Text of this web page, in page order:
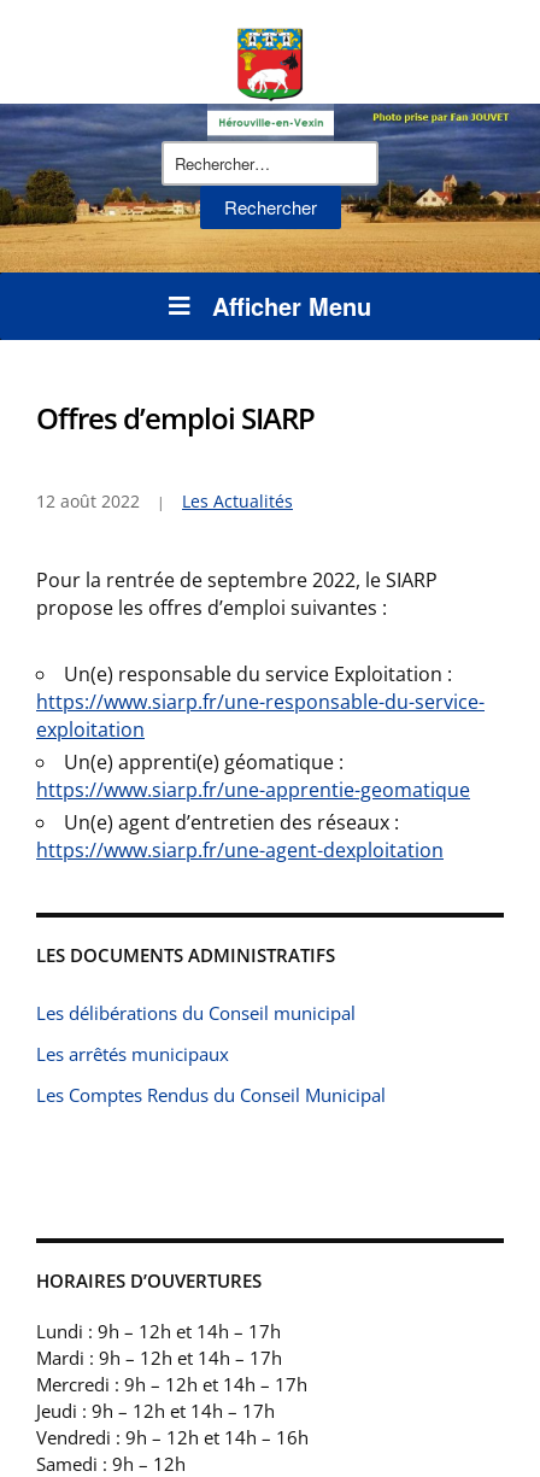
Rechercher :
Afficher Menu
Offres d’emploi SIARP
12 août 2022 Les Actualités
Pour la rentrée de septembre 2022, le SIARP
propose les offres d’emploi suivantes :
Un(e) responsable du service Exploitation :
https://www.siarp.fr/une-responsable-du-service-
exploitation
Un(e) apprenti(e) géomatique :
https://www.siarp.fr/une-apprentie-geomatique
Un(e) agent d’entretien des réseaux :
https://www.siarp.fr/une-agent-dexploitation
LES DOCUMENTS ADMINISTRATIFS
Les délibérations du Conseil municipal
Les arrêtés municipaux
Les Comptes Rendus du Conseil Municipal
HORAIRES D’OUVERTURES
Lundi : 9h – 12h et 14h – 17h
Mardi : 9h – 12h et 14h – 17h
Mercredi : 9h – 12h et 14h – 17h
Jeudi : 9h – 12h et 14h – 17h
Vendredi : 9h – 12h et 14h – 16h
Samedi : 9h – 12h